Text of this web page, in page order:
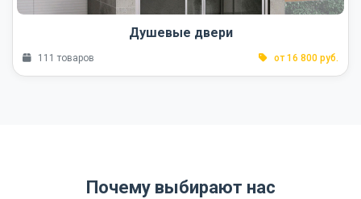
Душевые двери
111 товаров от 16 800 руб.
Почему выбирают нас